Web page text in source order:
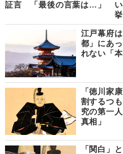
証言 「最後の言葉は…」
江戸幕府
都」にあ
れない「本
「徳川家
割するつ
究の第一
真相」
「関白」